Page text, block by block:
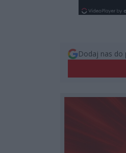
Dodaj nas do